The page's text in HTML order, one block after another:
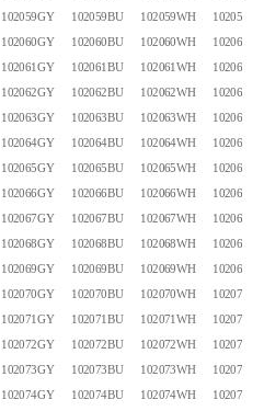
102059GY
102059BU 102059WH
102059BK
102060GY
102060BU 102060WH
102060BK
102061GY
102061BU 102061WH
102061BK
102062GY
102062BU 102062WH
102062BK
102063GY
102063BU 102063WH
102063BK
102064GY
102064BU 102064WH
102064BK
102065GY
102065BU 102065WH
102065BK
102066GY
102066BU 102066WH
102066BK
102067GY
102067BU 102067WH
102067BK
102068GY
102068BU 102068WH
102068BK
102069GY
102069BU 102069WH
102069BK
102070GY
102070BU 102070WH
102070BK
102071GY
102071BU 102071WH
102071BK
102072GY
102072BU 102072WH
102072BK
102073GY
102073BU 102073WH
102073BK
102074GY
102074BU 102074WH
102074BK